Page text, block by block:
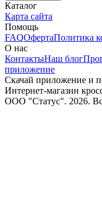
Каталог
Карта сайта
Помощь
FAQОфертаПолитика
О нас
КонтактыНаш блог
приложение
Скачай приложение и
Интернет-магазин
ООО "Статус". 2026.